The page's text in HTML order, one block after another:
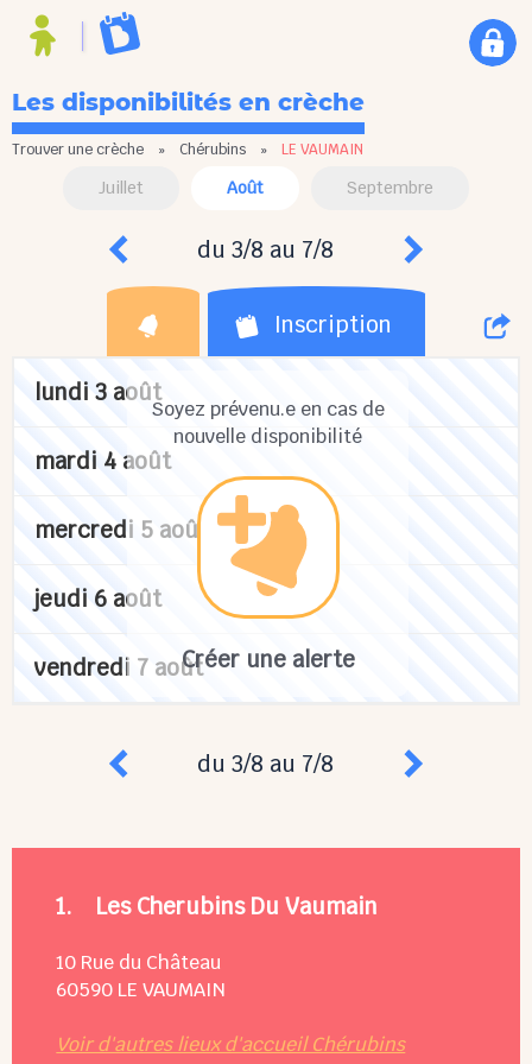
Les disponibilités en crèche
Trouver une crèche » Chérubins » LE VAUMAIN
Juillet Août Septembre
du 3/8 au 7/8
Inscription
Soyez prévenu.e en cas de
nouvelle disponibilité
Créer une alerte
lundi 3 août
mardi 4 août
mercredi 5 août
jeudi 6 août
vendredi 7 août
du 3/8 au 7/8
1. Les Cherubins Du Vaumain
10 Rue du Château
60590 LE VAUMAIN
Voir d'autres lieux d'accueil Chérubins